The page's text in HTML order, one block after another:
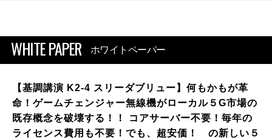
WHITE PAPER ホワイトペーパー
【基調講演 K2-4 スリーダブリュー】何もかもが革
命！ゲームチェンジャー無線機がローカル５G市場の
既存概念を破壊する！！ コアサーバー不要！毎年の
ライセンス費用も不要！でも、超安価！ の新しい５